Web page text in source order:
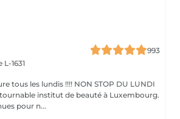
993
L-1631
tous les lundis !!!! NON STOP DU LUNDI
pour n...